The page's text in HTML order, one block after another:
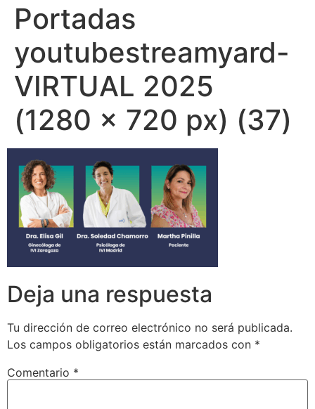
Portadas
youtubestreamyard-
VIRTUAL 2025
(1280 × 720 px) (37)
Deja una respuesta
Tu dirección de correo electrónico no será publicada.
Los campos obligatorios están marcados con *
Comentario *